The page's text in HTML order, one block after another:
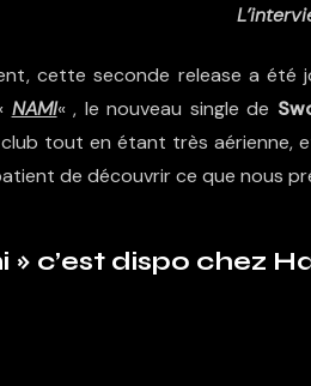
cette seconde release a été
NAMI« , le nouveau single de
tout en étant très aérienne,
de découvrir ce que nous
» c’est dispo chez